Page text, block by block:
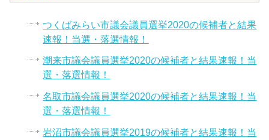
つくばみらい市議会議員選挙2020の候補者と結果
速報！当選・落選情報！
潮来市議会議員選挙2020の候補者と結果速報！当
選・落選情報！
名取市議会議員選挙2020の候補者と結果速報！当
選・落選情報！
岩沼市議会議員選挙2019の候補者と結果速報！当